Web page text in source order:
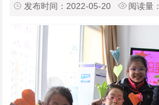
 发布时间：2022-05-20  阅读量：